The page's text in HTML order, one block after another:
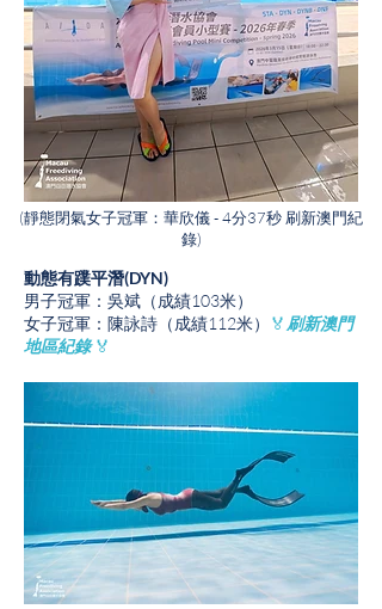
(靜態閉氣女子冠軍：華欣儀 - 4分37秒 刷新澳門紀
錄)
動態有蹼平潛(DYN)
男子冠軍：吳斌（成績103米）
女子冠軍：陳詠詩（成績112米）
🏅 刷新澳門
地區紀錄🏅